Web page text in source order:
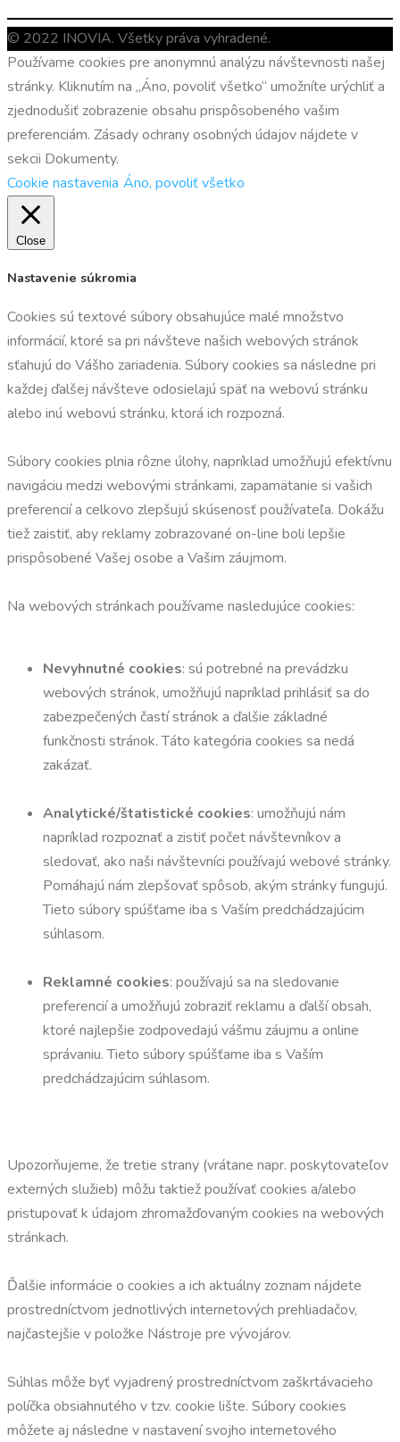
© 2022 INOVIA. Všetky práva vyhradené.
Používame cookies pre anonymnú analýzu návštevnosti našej
stránky. Kliknutím na „Áno, povoliť všetko“ umožníte urýchliť a
zjednodušiť zobrazenie obsahu prispôsobeného vašim
preferenciám. Zásady ochrany osobných údajov nájdete v
sekcii Dokumenty.
Cookie nastavenia Áno, povoliť všetko
Close
Nastavenie súkromia
Cookies sú textové súbory obsahujúce malé množstvo
informácií, ktoré sa pri návšteve našich webových stránok
sťahujú do Vášho zariadenia. Súbory cookies sa následne pri
každej ďalšej návšteve odosielajú späť na webovú stránku
alebo inú webovú stránku, ktorá ich rozpozná.
Súbory cookies plnia rôzne úlohy, napríklad umožňujú efektívnu
navigáciu medzi webovými stránkami, zapamätanie si vašich
preferencií a celkovo zlepšujú skúsenosť používateľa. Dokážu
tiež zaistiť, aby reklamy zobrazované on-line boli lepšie
prispôsobené Vašej osobe a Vašim záujmom.
Na webových stránkach používame nasledujúce cookies:
Nevyhnutné cookies: sú potrebné na prevádzku
webových stránok, umožňujú napríklad prihlásiť sa do
zabezpečených častí stránok a ďalšie základné
funkčnosti stránok. Táto kategória cookies sa nedá
zakázať.
Analytické/štatistické cookies: umožňujú nám
napríklad rozpoznať a zistiť počet návštevníkov a
sledovať, ako naši návštevníci používajú webové stránky.
Pomáhajú nám zlepšovať spôsob, akým stránky fungujú.
Tieto súbory spúšťame iba s Vaším predchádzajúcim
súhlasom.
Reklamné cookies: používajú sa na sledovanie
preferencií a umožňujú zobraziť reklamu a ďalší obsah,
ktoré najlepšie zodpovedajú vášmu záujmu a online
správaniu. Tieto súbory spúšťame iba s Vaším
predchádzajúcim súhlasom.
Upozorňujeme, že tretie strany (vrátane napr. poskytovateľov
externých služieb) môžu taktiež používať cookies a/alebo
pristupovať k údajom zhromažďovaným cookies na webových
stránkach.
Ďalšie informácie o cookies a ich aktuálny zoznam nájdete
prostredníctvom jednotlivých internetových prehliadačov,
najčastejšie v položke Nástroje pre vývojárov.
Súhlas môže byť vyjadrený prostredníctvom zaškrtávacieho
políčka obsiahnutého v tzv. cookie lište. Súbory cookies
môžete aj následne v nastavení svojho internetového